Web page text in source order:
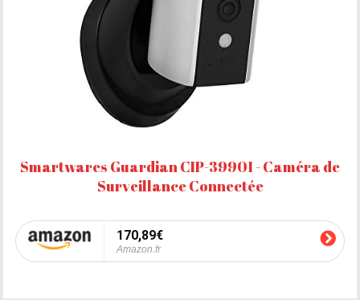
Smartwares Guardian CIP-39901 - Caméra de
Surveillance Connectée
170,89€
Amazon.fr